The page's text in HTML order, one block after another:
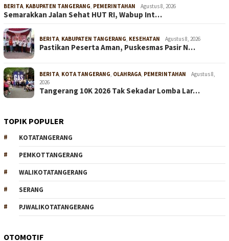
BERITA KABUPATEN TANGERANG PEMERINTAHAN Agustus 8, 2026
Semarakkan Jalan Sehat HUT RI, Wabup Int…
BERITA KABUPATEN TANGERANG KESEHATAN Agustus 8, 2026
Pastikan Peserta Aman, Puskesmas Pasir N…
BERITA KOTA TANGERANG OLAHRAGA PEMERINTAHAN
Agustus 8,
2026
Tangerang 10K 2026 Tak Sekadar Lomba Lar…
TOPIK POPULER
KOTATANGERANG
PEMKOTTANGERANG
WALIKOTATANGERANG
SERANG
PJWALIKOTATANGERANG
OTOMOTIF